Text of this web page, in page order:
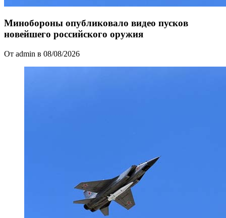
Минобороны опубликовало видео пусков
новейшего российского оружия
От admin в 08/08/2026